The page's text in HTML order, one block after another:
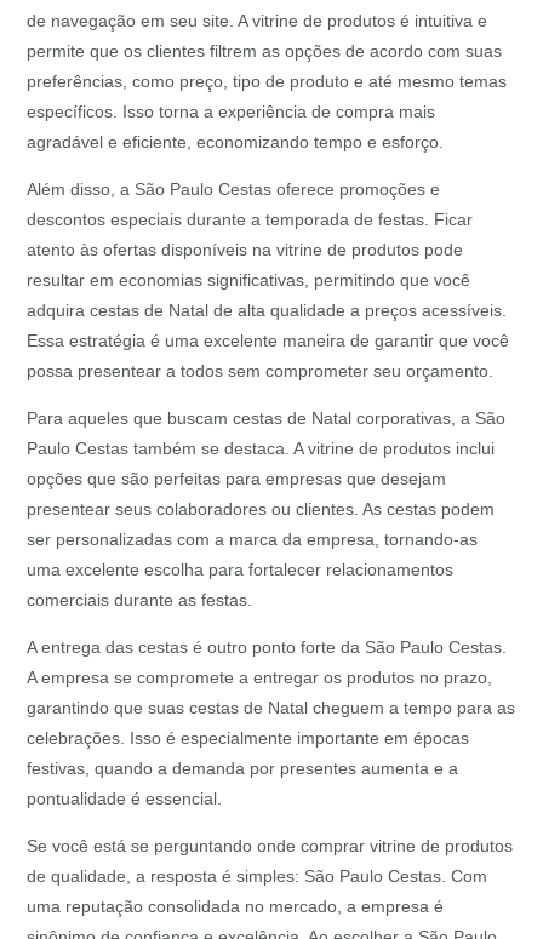
de navegação em seu site. A vitrine de produtos é intuitiva e
permite que os clientes filtrem as opções de acordo com suas
preferências, como preço, tipo de produto e até mesmo temas
específicos. Isso torna a experiência de compra mais
agradável e eficiente, economizando tempo e esforço.
Além disso, a São Paulo Cestas oferece promoções e
descontos especiais durante a temporada de festas. Ficar
atento às ofertas disponíveis na vitrine de produtos pode
resultar em economias significativas, permitindo que você
adquira cestas de Natal de alta qualidade a preços acessíveis.
Essa estratégia é uma excelente maneira de garantir que você
possa presentear a todos sem comprometer seu orçamento.
Para aqueles que buscam cestas de Natal corporativas, a São
Paulo Cestas também se destaca. A vitrine de produtos inclui
opções que são perfeitas para empresas que desejam
presentear seus colaboradores ou clientes. As cestas podem
ser personalizadas com a marca da empresa, tornando-as
uma excelente escolha para fortalecer relacionamentos
comerciais durante as festas.
A entrega das cestas é outro ponto forte da São Paulo Cestas.
A empresa se compromete a entregar os produtos no prazo,
garantindo que suas cestas de Natal cheguem a tempo para as
celebrações. Isso é especialmente importante em épocas
festivas, quando a demanda por presentes aumenta e a
pontualidade é essencial.
Se você está se perguntando onde comprar vitrine de produtos
de qualidade, a resposta é simples: São Paulo Cestas. Com
uma reputação consolidada no mercado, a empresa é